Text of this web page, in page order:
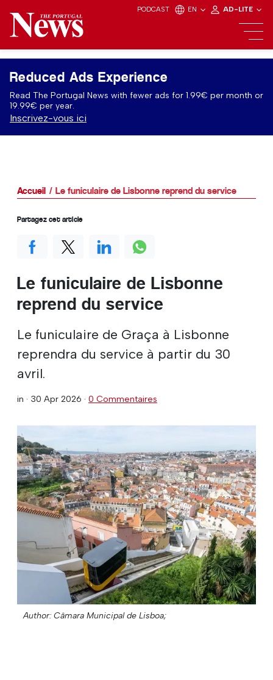
PODCAST EN AD-LITE
Reduced Ads Experience
Read The Portugal News with fewer ads for 1.99€ per month or
19.99€ per year.
Inscrivez-vous ici
Accueil Le funiculaire de Lisbonne reprend du service
Le funiculaire de Lisbonne
reprend du service
Le funiculaire de Graça à Lisbonne
reprendra du service à partir du 30
avril.
in · 30 Apr 2026 · 0 Commentaires
Author: Câmara Municipal de Lisboa;
Partagez cet article